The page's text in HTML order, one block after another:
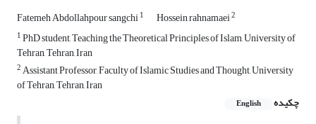
Fatemeh Abdollahpour sangchi1 Hossein rahnamaei2
1PhD student, Teaching the Theoretical Principles of Islam, University of
Tehran, Tehran, Iran
2Assistant Professor, Faculty of Islamic Studies and Thought, University
of Tehran, Tehran, Iran
چکیده
English